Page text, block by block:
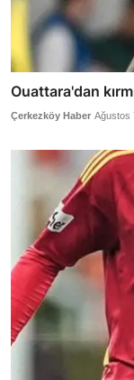
Ouattara'dan
Çerkezköy Haber Ağustos